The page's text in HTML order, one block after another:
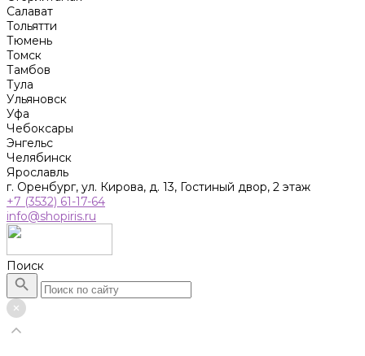
Салават
Тольятти
Тюмень
Томск
Тамбов
Тула
Ульяновск
Уфа
Чебоксары
Энгельс
Челябинск
Ярославль
г. Оренбург, ул. Кирова, д. 13, Гостиный двор, 2 этаж
+7 (3532) 61-17-64
info@shopiris.ru
Поиск